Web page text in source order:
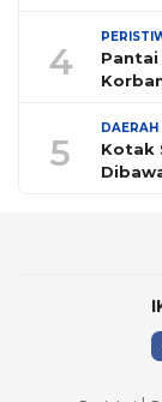
4
Pantai
5
DAERAH
Kotak